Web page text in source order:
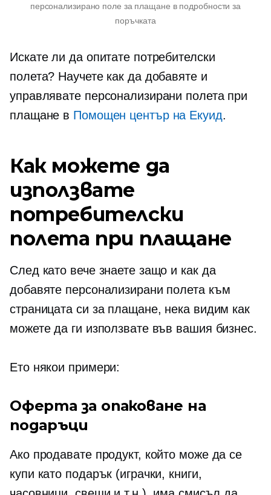
персонализирано поле за плащане в подробности за
поръчката
Искате ли да опитате потребителски
полета? Научете как да добавяте и
управлявате персонализирани полета при
плащане в Помощен център на Екуид.
Как можете да
използвате
потребителски
полета при плащане
След като вече знаете защо и как да
добавяте персонализирани полета към
страницата си за плащане, нека видим как
можете да ги използвате във вашия бизнес.
Ето някои примери:
Оферта за опаковане на
подаръци
Ако продавате продукт, който може да се
купи като подарък (играчки, книги,